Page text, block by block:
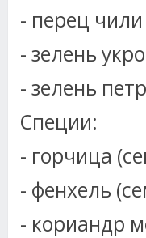
- перец
- зелень
- зелень
Специи:
- горчица
- фенхель
- кориандр